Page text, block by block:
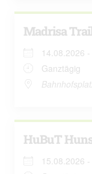
Madrisa
14.08.2026
Ganztägig
HuBuT
15.08.2026